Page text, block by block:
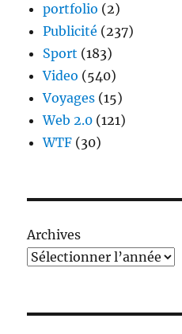
portfolio (2)
Publicité (237)
Sport (183)
Video (540)
Voyages (15)
Web 2.0 (121)
WTF (30)
Archives